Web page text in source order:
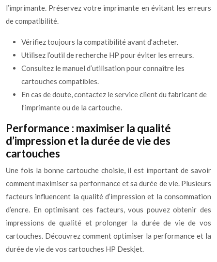
l’imprimante. Préservez votre imprimante en évitant les erreurs
de compatibilité.
Vérifiez toujours la compatibilité avant d’acheter.
Utilisez l’outil de recherche HP pour éviter les erreurs.
Consultez le manuel d’utilisation pour connaître les
cartouches compatibles.
En cas de doute, contactez le service client du fabricant de
l’imprimante ou de la cartouche.
Performance : maximiser la qualité
d’impression et la durée de vie des
cartouches
Une fois la bonne cartouche choisie, il est important de savoir
comment maximiser sa performance et sa durée de vie. Plusieurs
facteurs influencent la qualité d’impression et la consommation
d’encre. En optimisant ces facteurs, vous pouvez obtenir des
impressions de qualité et prolonger la durée de vie de vos
cartouches. Découvrez comment optimiser la performance et la
durée de vie de vos cartouches HP Deskjet.